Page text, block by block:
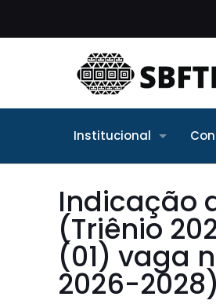
Institucional
Indicação
(Triênio
(01) vaga
2026-2028)